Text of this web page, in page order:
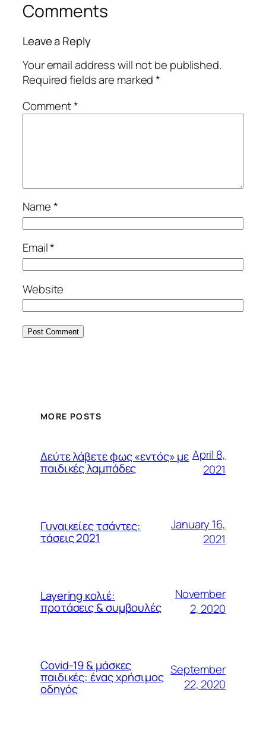
Comments
Leave a Reply
Your email address will not be published.
Required fields are marked*
Comment*
Name*
Email*
Website
MORE POSTS
Δεύτε λάβετε φως «εντός» με
παιδικές λαμπάδες
April 8,
2021
Γυναικείες τσάντες:
τάσεις 2021
January 16,
2021
Layering κολιέ:
προτάσεις & συμβουλές
November
2, 2020
Covid-19 & μάσκες
παιδικές: ένας χρήσιμος
οδηγός
September
22, 2020